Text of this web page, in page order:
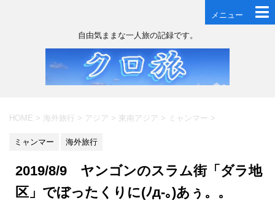
メニュー
自由気ままな一人旅の記録です。
HOME > 海外旅行 > アジア > 東南アジア > ミャンマー >
ミャンマー 海外旅行
2019/8/9 ヤンゴンのスラム街「ダラ地
区」でぼったくりに(ﾉд-｡)あぅ。。